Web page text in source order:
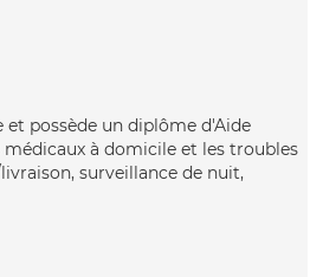
et possède un diplôme d'Aide
à domicile et les troubles
surveillance de nuit,